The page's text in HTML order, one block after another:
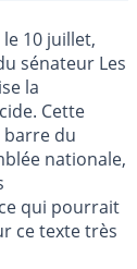
10 juillet,
sénateur Les
la
Cette
du
nationale,
qui pourrait
ce texte très